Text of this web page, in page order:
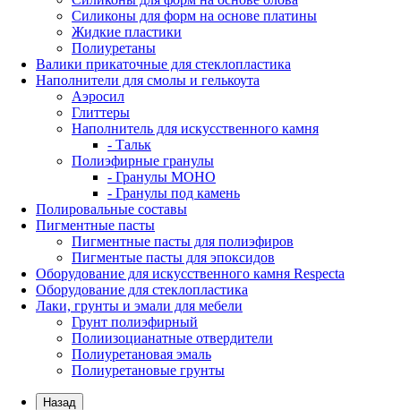
Силиконы для форм на основе платины
Жидкие пластики
Полиуретаны
Валики прикаточные для стеклопластика
Наполнители для смолы и гелькоута
Аэросил
Глиттеры
Наполнитель для искусственного камня
- Тальк
Полиэфирные гранулы
- Гранулы МОНО
- Гранулы под камень
Полировальные составы
Пигментные пасты
Пигментные пасты для полиэфиров
Пигментые пасты для эпоксидов
Оборудование для искусственного камня Respecta
Оборудование для стеклопластика
Лаки, грунты и эмали для мебели
Грунт полиэфирный
Полиизоцианатные отвердители
Полиуретановая эмаль
Полиуретановые грунты
Назад